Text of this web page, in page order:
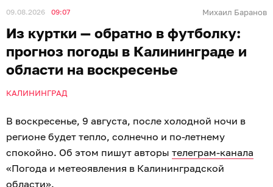
09.08.2026 09:07 Михаил Баранов
Из куртки — обратно в футболку:
прогноз погоды в Калининграде и
области на воскресенье
КАЛИНИНГРАД
В воскресенье, 9 августа, после холодной ночи в
регионе будет тепло, солнечно и по-летнему
спокойно. Об этом пишут авторы телеграм-канала
«Погода и метеоявления в Калининградской
области».